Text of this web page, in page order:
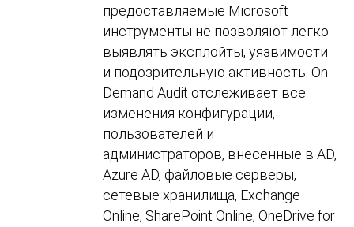
предоставляемые Microsoft
инструменты не позволяют легко
выявлять эксплойты, уязвимости
и подозрительную активность. On
Demand Audit отслеживает все
изменения конфигурации,
пользователей и
администраторов, внесенные в AD,
Azure AD, файловые серверы,
сетевые хранилища, Exchange
Online, SharePoint Online, OneDrive for